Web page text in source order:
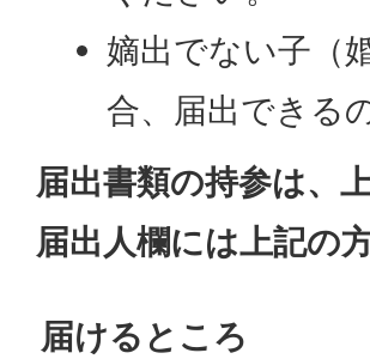
嫡出でない子（
合、届出できる
届出書類の持参は、
届出人欄には上記の
届けるところ